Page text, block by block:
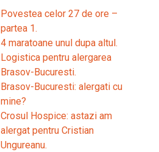
Povestea celor 27 de ore –
partea 1.
4 maratoane unul dupa altul.
Logistica pentru alergarea
Brasov-Bucuresti.
Brasov-Bucuresti: alergati cu
mine?
Crosul Hospice: astazi am
alergat pentru Cristian
Ungureanu.